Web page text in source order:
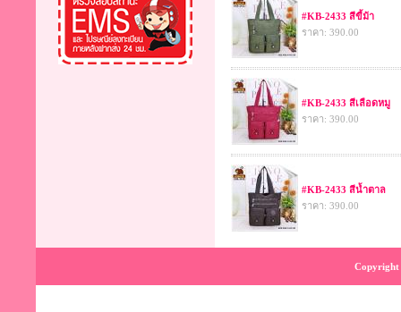
#KB-2433 สีขี้ม้า
ราคา: 390.00
#KB-2433 สีเลือดหมู
ราคา: 390.00
#KB-2433 สีน้ำตาล
ราคา: 390.00
Copyright